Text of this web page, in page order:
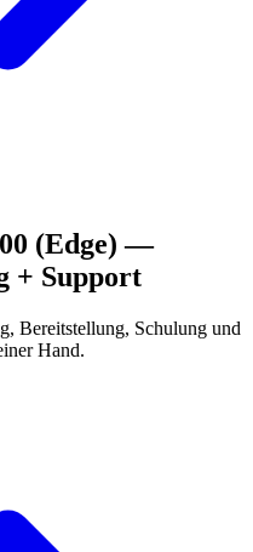
(Edge) —
+ Support
Bereitstellung, Schulung und
Hand.